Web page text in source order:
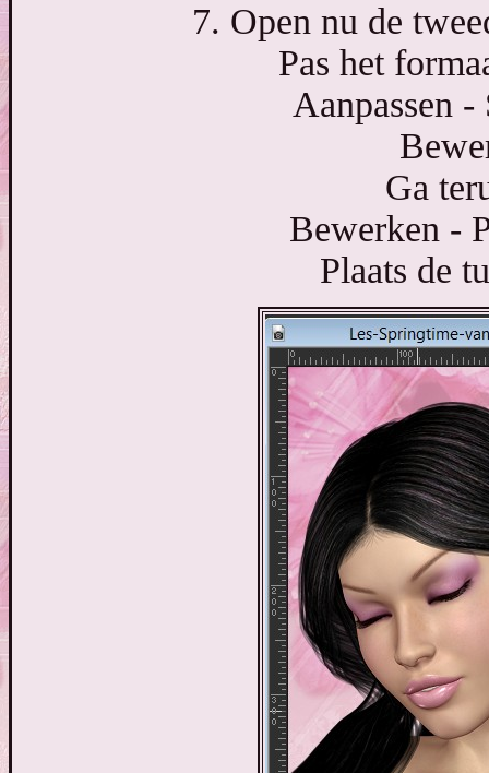
7. Open nu de
Pas het
Aanpassen -
Ga
Bewerken -
Plaats de